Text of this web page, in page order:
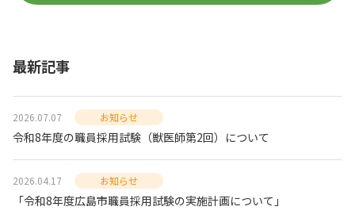
最新記事
2026.07.07 お知らせ
令和8年度の職員採用試験（獣医師第2回）について
2026.04.17 お知らせ
「令和8年度広島市職員採用試験の実施計画について」